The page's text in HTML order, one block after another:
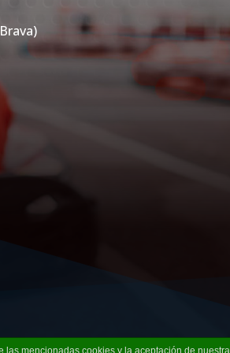
mencionadas cookies y la aceptación de nuestra